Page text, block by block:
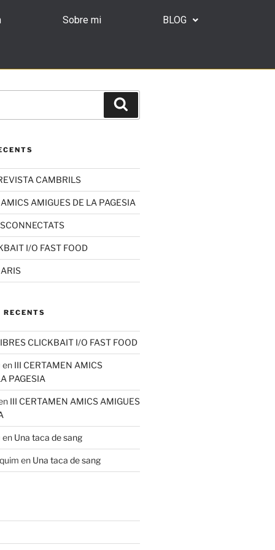
Sobre mi BLOG
CAMBRILS
AMIGUES DE LA PAGESIA
I/O FAST FOOD
CLICKBAIT I/O FAST FOOD
en III CERTAMEN AMICS
PAGESIA
III CERTAMEN AMICS AMIGUES
en Una taca de sang
en Una taca de sang